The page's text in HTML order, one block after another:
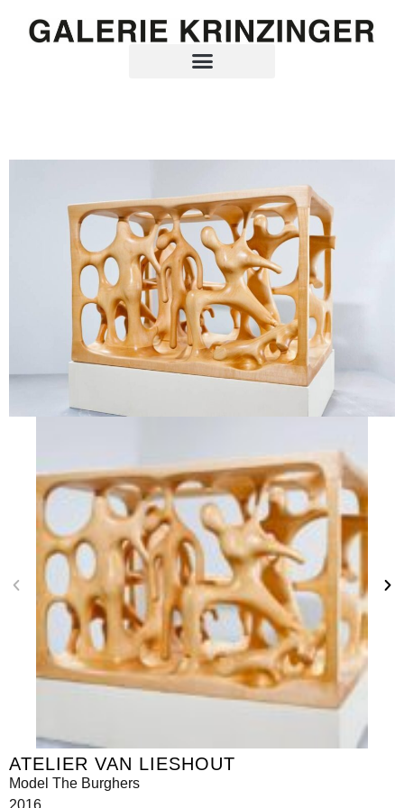
ATELIER VAN LIESHOUT
Model The Burghers
2016